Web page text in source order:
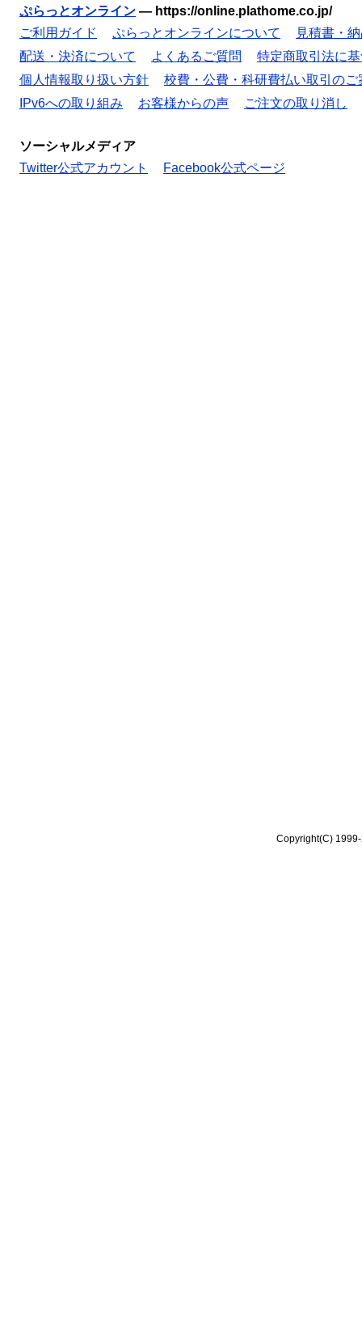
ぷらっとオンライン — https://online.plathome.co.jp/
ご利用ガイド
ぷらっとオンラインについて
見積書・
配送・決済について
よくあるご質問
特定商取引法に
個人情報取り扱い方針
校費・公費・科研費払い取引のご
IPv6への取り組み
お客様からの声 ご注文の取り消し
ソーシャルメディア
Twitter公式アカウント
Facebook公式ページ
Copyright(C)